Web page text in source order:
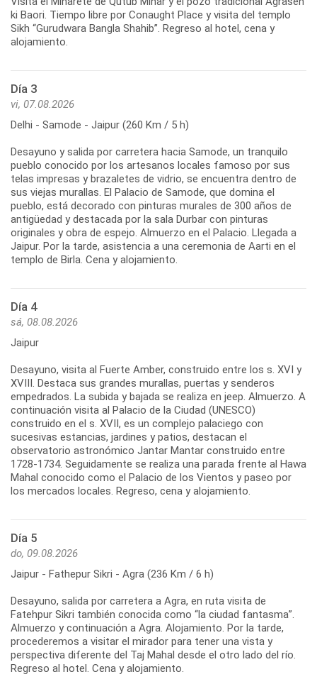
ki Baori. Tiempo libre por Conaught Place y visita del templo
Sikh “Gurudwara Bangla Shahib”. Regreso al hotel, cena y
alojamiento.
Día 3
vi, 07.08.2026
Delhi - Samode - Jaipur (260 Km / 5 h)
Desayuno y salida por carretera hacia Samode, un tranquilo
pueblo conocido por los artesanos locales famoso por sus
telas impresas y brazaletes de vidrio, se encuentra dentro de
sus viejas murallas. El Palacio de Samode, que domina el
pueblo, está decorado con pinturas murales de 300 años de
antigüedad y destacada por la sala Durbar con pinturas
originales y obra de espejo. Almuerzo en el Palacio. Llegada a
Jaipur. Por la tarde, asistencia a una ceremonia de Aarti en el
templo de Birla. Cena y alojamiento.
Día 4
sá, 08.08.2026
Jaipur
Desayuno, visita al Fuerte Amber, construido entre los s. XVI y
XVIII. Destaca sus grandes murallas, puertas y senderos
empedrados. La subida y bajada se realiza en jeep. Almuerzo. A
continuación visita al Palacio de la Ciudad (UNESCO)
construido en el s. XVII, es un complejo palaciego con
sucesivas estancias, jardines y patios, destacan el
observatorio astronómico Jantar Mantar construido entre
1728-1734. Seguidamente se realiza una parada frente al Hawa
Mahal conocido como el Palacio de los Vientos y paseo por
los mercados locales. Regreso, cena y alojamiento.
Día 5
do, 09.08.2026
Jaipur - Fathepur Sikri - Agra (236 Km / 6 h)
Desayuno, salida por carretera a Agra, en ruta visita de
Fatehpur Sikri también conocida como “la ciudad fantasma”.
Almuerzo y continuación a Agra. Alojamiento. Por la tarde,
procederemos a visitar el mirador para tener una vista y
perspectiva diferente del Taj Mahal desde el otro lado del río.
Regreso al hotel. Cena y alojamiento.